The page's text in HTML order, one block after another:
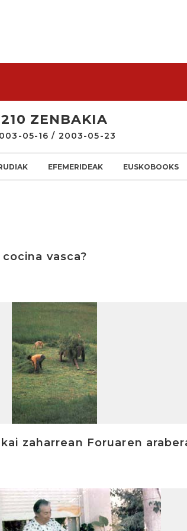
210 ZENBAKIA
05-16 / 2003-05-23
EFEMERIDEAK EUSKOBOOKS
vasca?
zaharrean Foruaren